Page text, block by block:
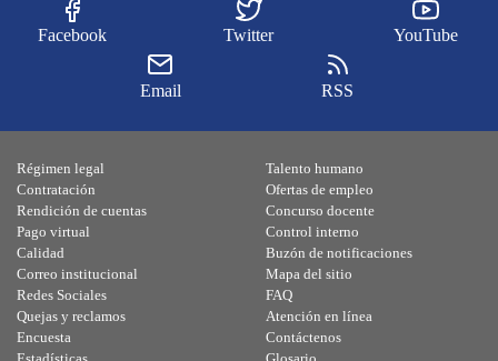
Facebook Twitter YouTube
Email RSS
Régimen legal
Contratación
Rendición de cuentas
Pago virtual
Calidad
Talento humano
Ofertas de empleo
Concurso docente
Control interno
Buzón de notificaciones
Correo institucional
Redes Sociales
Quejas y reclamos
Encuesta
Mapa del sitio
FAQ
Atención en línea
Contáctenos